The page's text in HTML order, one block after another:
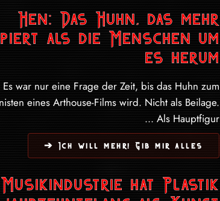
Hen: Das Huhn, das mehr
als die Menschen um
es herum
Es war nur eine Frage der Zeit, bis das Huhn zum
eines Arthouse-Films wird. Nicht als Beilage.
Als Hauptfigur ...
Ich will mehr! Gib mir alles ➔
hat Plastik